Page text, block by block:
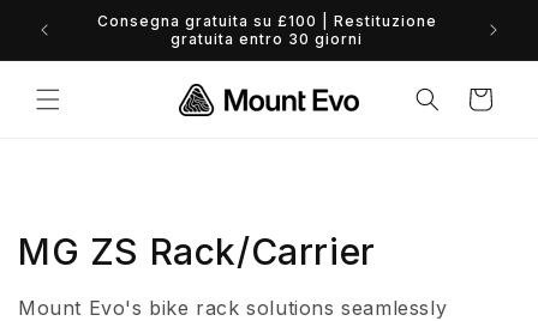
direttamenteConsegna gratuita su £100 | Restituzione
gratuita entro 30 giorni
Carrello
C
o
MG ZS Rack/Carrier
Mount Evo's bike rack solutions seamlessly